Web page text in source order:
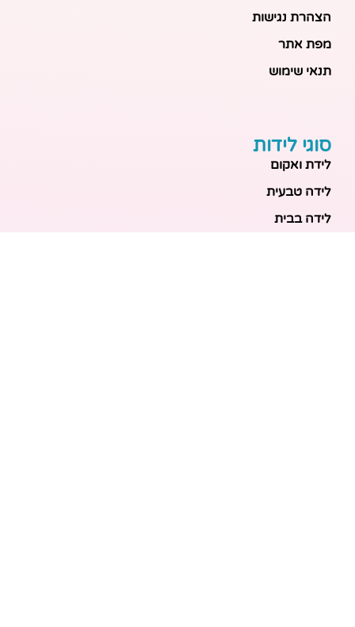
הצהרת נגישות
מפת אתר
תנאי שימוש
סוגי לידות
לידת ואקום
לידה טבעית
לידה בבית